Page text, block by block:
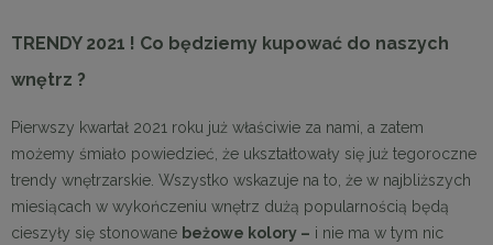
TRENDY 2021 ! Co będziemy kupować do naszych
wnętrz ?
Pierwszy kwartał 2021 roku już właściwie za nami, a zatem
możemy śmiało powiedzieć, że ukształtowały się już tegoroczne
trendy wnętrzarskie. Wszystko wskazuje na to, że w najbliższych
miesiącach w wykończeniu wnętrz dużą popularnością będą
cieszyły się stonowane beżowe kolory – i nie ma w tym nic